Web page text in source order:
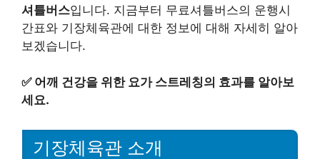
셔틀버스입니다. 지금부터 무료셔틀버스의 운행시
간표와 기장체육관에 대한 정보에 대해 자세히 알아
보겠습니다.
✅ 어깨 건강을 위한 요가 스트레칭의 효과를 알아보
세요.
기장체육관 소개